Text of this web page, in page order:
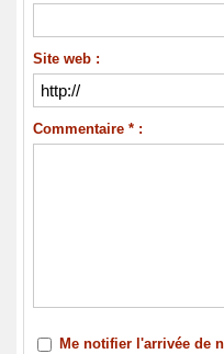
Site web :
Commentaire * :
Me notifier l'arrivée de